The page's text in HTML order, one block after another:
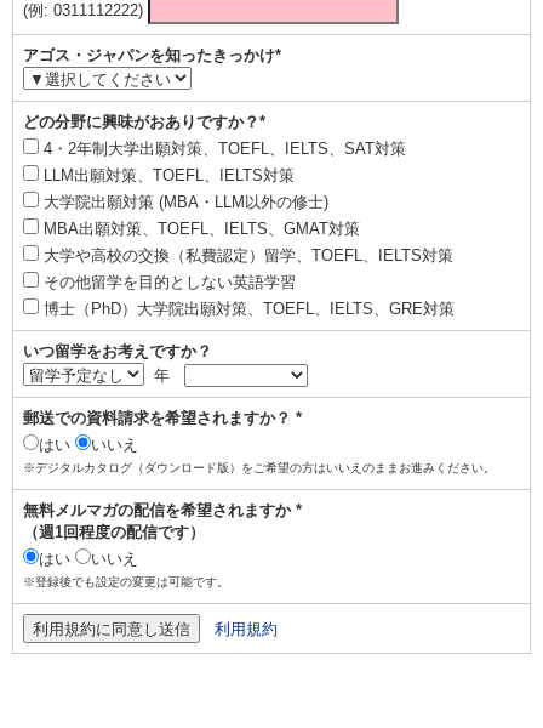
(例: 0311112222)
アゴス・ジャパンを知ったきっかけ*
どの分野に興味がおありですか？*
4・2年制大学出願対策、TOEFL、IELTS、SAT対策
LLM出願対策、TOEFL、IELTS対策
大学院出願対策 (MBA・LLM以外の修士)
MBA出願対策、TOEFL、IELTS、GMAT対策
大学や高校の交換（私費認定）留学、TOEFL、IELTS対策
その他留学を目的としない英語学習
博士（PhD）大学院出願対策、TOEFL、IELTS、GRE対策
いつ留学をお考えですか？
年
郵送での資料請求を希望されますか？ *
はい
いいえ
※デジタルカタログ（ダウンロード版）をご希望の方はいいえのままお進みください。
無料メルマガの配信を希望されますか *
（週1回程度の配信です）
はい
いいえ
※登録後でも設定の変更は可能です。
利用規約